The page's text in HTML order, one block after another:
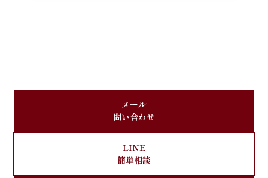
メール
問い合わせ
LINE
簡単相談